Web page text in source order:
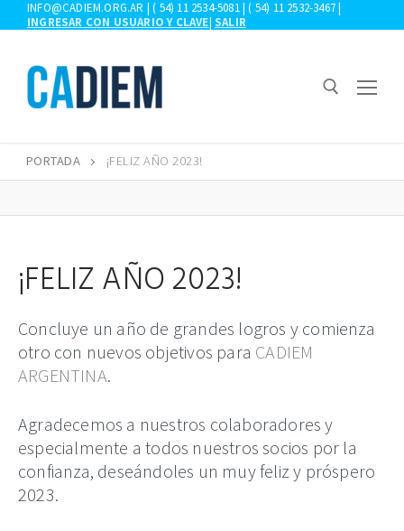
al
INFO@CADIEM.ORG.AR | ( 54) 11 2534-5081 | ( 54) 11 2532-3467 |
INGRESAR CON USUARIO Y CLAVE| SALIR
Buscar:
PORTADA ¡FELIZ AÑO 2023!
¡FELIZ AÑO 2023!
Concluye un año de grandes logros y comienza
otro con nuevos objetivos para CADIEM
ARGENTINA.
Agradecemos a nuestros colaboradores y
especialmente a todos nuestros socios por la
confianza, deseándoles un muy feliz y próspero
2023.